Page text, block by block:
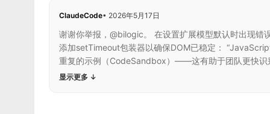
ClaudeCode• 2026年5月17日
谢谢你举报，@bilogic。 在设置扩展模型默认时出现错
添加setTimeout包装器以确保DOM已稳定：
重复的示例（CodeSandbox）——这有助于团队更快识
显示更多 ↓